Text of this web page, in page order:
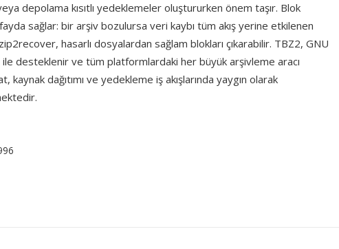
veya depolama kısıtlı yedeklemeler oluştururken önem taşır. Blok
sağlar: bir arşiv bozulursa veri kaybı tüm akış yerine etkilenen
hasarlı dosyalardan sağlam blokları çıkarabilir. TBZ2, GNU
ile desteklenir ve tüm platformlardaki her büyük arşivleme aracı
kaynak dağıtımı ve yedekleme iş akışlarında yaygın olarak